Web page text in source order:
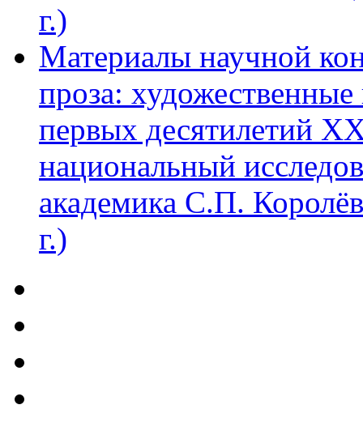
г.)
Материалы научной
проза: художественные
первых десятилетий
национальный
академика С.П.
г.)